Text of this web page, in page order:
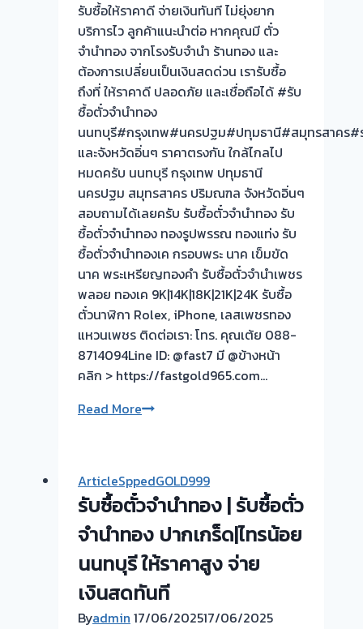
รับซื้อให้ราคาดี จ่ายเงินทันที ไม่ยุ่งยาก
บริการไว ลูกค้าแนะนำต่อ หากคุณมี ตั๋ว
จำนำทอง จากโรงรับจำนำ ร้านทอง และ
ต้องการเปลี่ยนเป็นเงินสดด่วน เรารับซื้อ
ถึงที่ ให้ราคาดี ปลอดภัย และเชื่อถือได้ #รับ
ซื้อตั๋วจำนำทอง
นนทบุรี#กรุงเทพ#นครปฐม#ปทุมธานี#สมุทรสาคร#
และจังหวัดอิ่นๆ ราคาตรงกัน ใกล้ไกลไป
หมดครับ นนทบุรี กรุงเทพ ปทุมธานี
นครปฐม สมุทรสาคร ปริมณฑล จังหวัดอิ่นๆ
สอบถามได้เลยครับ รับซื้อตั๋วจำนำทอง รับ
ซื้อตั๋วจำนำทอง ทองรูปพรรณ ทองแท่ง รับ
ซื้อตั๋วจำนำทองเค กรอบพระ นาค เข็มขัด
นาค พระเหรียญทองคำ รับซื้อตั๋วจำนำเพชร
พลอย ทองเค 9K|14K|18K|21K|24K รับซื้อ
ตั๋วนาฬิกา Rolex, iPhone, เลสเพชรทอง
แหวนเพชร ติดต่อเรา: โทร. คุณเต้ย 088-
8714094Line ID: @fast7 มี @ข้างหน้า
คลิก > https://fastgold965.com…
Read Moreรับ
ทอง
บางศรีเมือง
นนทบุรี
🇹🇭
ขอบคุณ
ลูกค้า
ที่
ArticleSppedGOLD999
รับซื้อตั๋วจำนำทอง | รับซื้อตั่ว
จำนำทอง ปากเกร็ด|ไทรน้อย
นนทบุรี ให้ราคาสูง จ่าย
เงินสดทันที
Byadmin 17/06/202517/06/2025